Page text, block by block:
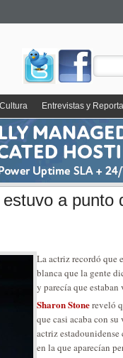
Cultura Entrevistas y
a punto
La actriz recordó que
blanca que la gente
y parecía que
Sharon Stonereveló
que casi acaba con
actriz
en la que aparecían